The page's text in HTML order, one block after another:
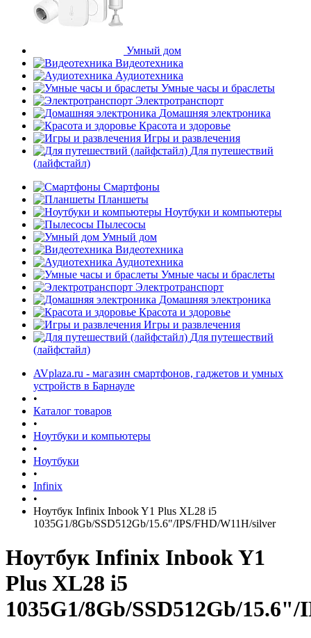
Умный дом
Видеотехника
Аудиотехника
Умные часы и браслеты
Электротранспорт
Домашняя электроника
Красота и здоровье
Игры и развлечения
Для путешествий
(лайфстайл)
Смартфоны
Планшеты
Ноутбуки и компьютеры
Пылесосы
Умный дом
Видеотехника
Аудиотехника
Умные часы и браслеты
Электротранспорт
Домашняя электроника
Красота и здоровье
Игры и развлечения
Для путешествий
(лайфстайл)
AVplaza.ru - магазин смартфонов, гаджетов и умных
устройств в Барнауле
•
Каталог товаров
•
Ноутбуки и компьютеры
•
Ноутбуки
•
Infinix
•
Ноутбук Infinix Inbook Y1 Plus XL28 i5
1035G1/8Gb/SSD512Gb/15.6"/IPS/FHD/W11H/silver
Ноутбук Infinix Inbook Y1
Plus XL28 i5
1035G1/8Gb/SSD512Gb/
раз в 2 недели